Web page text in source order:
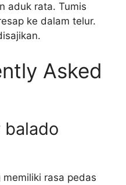
aduk rata. Tumis
ke dalam telur.
Asked
balado
rasa pedas